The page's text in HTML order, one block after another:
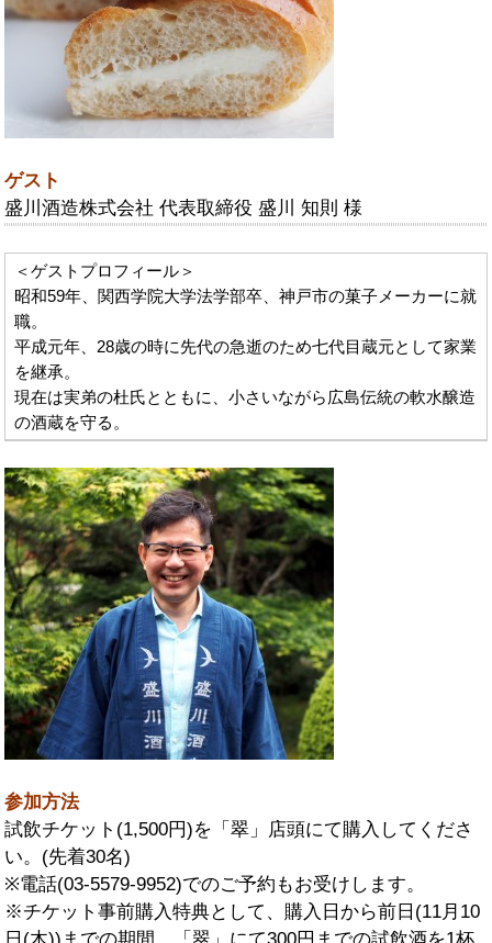
ゲスト
盛川酒造株式会社 代表取締役 盛川 知則 様
＜ゲストプロフィール＞
昭和59年、関西学院大学法学部卒、神戸市の菓子メーカーに就
職。
平成元年、28歳の時に先代の急逝のため七代目蔵元として家業
を継承。
現在は実弟の杜氏とともに、小さいながら広島伝統の軟水醸造
の酒蔵を守る。
参加方法
試飲チケット(1,500円)を「翠」店頭にて購入してくださ
い。(先着30名)
※電話(03-5579-9952)でのご予約もお受けします。
※チケット事前購入特典として、購入日から前日(11月10